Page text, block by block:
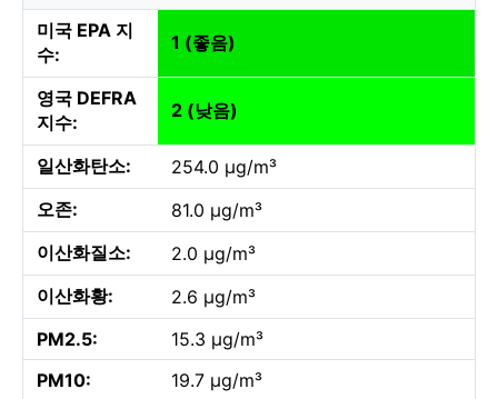
미국 EPA 지
수:
1 (좋음)
영국 DEFRA
지수:
2 (낮음)
일산화탄소:
254.0 µg/m³
오존:
81.0 µg/m³
이산화질소:
2.0 µg/m³
이산화황:
2.6 µg/m³
PM2.5:
15.3 µg/m³
PM10:
19.7 µg/m³